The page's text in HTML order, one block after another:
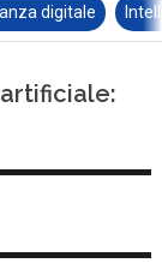
digitale